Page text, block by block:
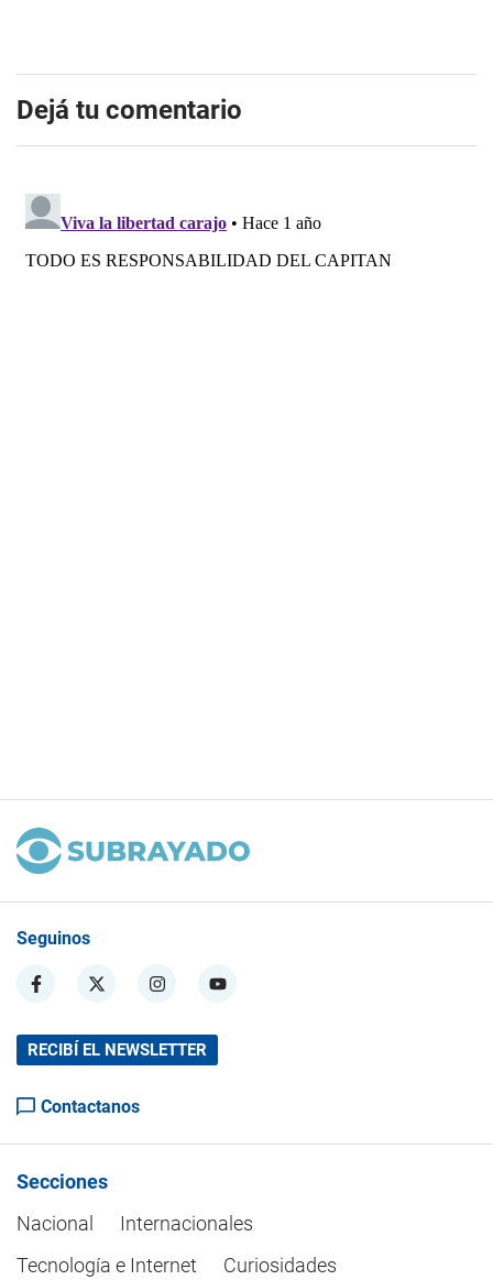
Dejá tu comentario
Seguinos
RECIBÍ EL NEWSLETTER
Contactanos
Secciones
Nacional
Internacionales
Tecnología e Internet
Curiosidades